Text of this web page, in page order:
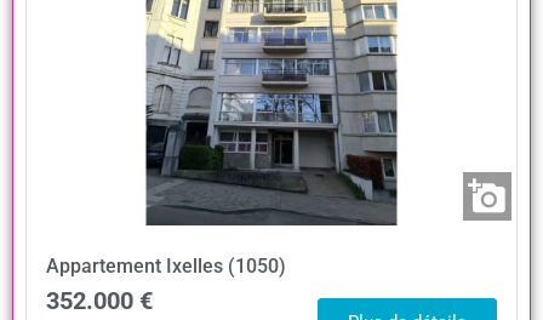
Appartement Ixelles (1050)
352.000 €